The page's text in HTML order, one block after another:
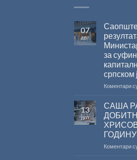
07
авг
за
српском
Коментари
13
јул
САША
ГОДИНУ
Коментари